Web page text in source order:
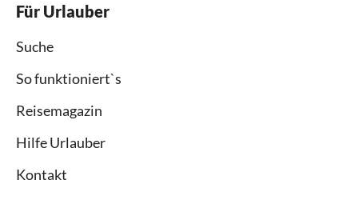
Für Urlauber
Suche
So funktioniert`s
Reisemagazin
Hilfe Urlauber
Kontakt